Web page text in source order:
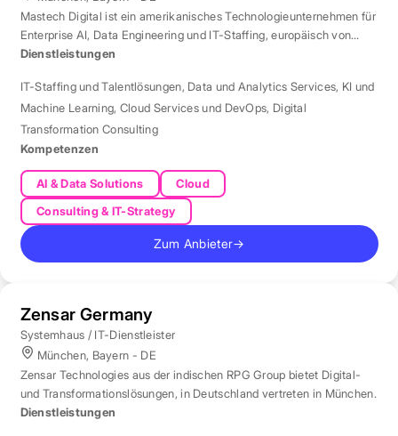
Mastech Digital ist ein amerikanisches Technologieunternehmen für
Enterprise AI, Data Engineering und IT-Staffing, europäisch von
London aus betreut.
Dienstleistungen
IT-Staffing und Talentlösungen, Data und Analytics Services, KI und
Machine Learning, Cloud Services und DevOps, Digital
Transformation Consulting
Kompetenzen
AI & Data Solutions
Cloud
Consulting & IT-Strategy
Zum Anbieter→
Zensar Germany
Systemhaus / IT-Dienstleister
München, Bayern - DE
Zensar Technologies aus der indischen RPG Group bietet Digital-
und Transformationslösungen, in Deutschland vertreten in München.
Dienstleistungen